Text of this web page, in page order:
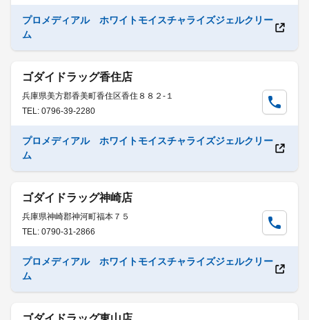
プロメディアル ホワイトモイスチャライズジェルクリー
ム
ゴダイドラッグ香住店
兵庫県美方郡香美町香住区香住８８２-１
TEL: 0796-39-2280
プロメディアル ホワイトモイスチャライズジェルクリー
ム
ゴダイドラッグ神崎店
兵庫県神崎郡神河町福本７５
TEL: 0790-31-2866
プロメディアル ホワイトモイスチャライズジェルクリー
ム